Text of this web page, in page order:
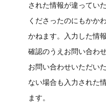
された情報が違ってい
くださったのにもかか
かねます。入力した情
確認のうえお問い合わ
お問い合わせいただい
ない場合も入力された
ます。